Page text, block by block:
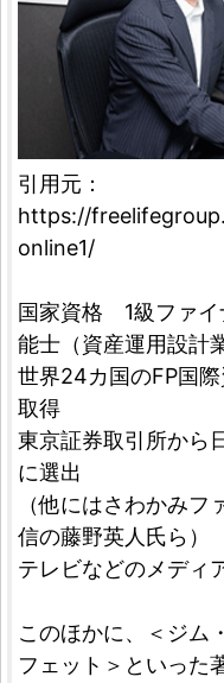
引用元：
https://
online1/
国家資格 1級ファイ
能士（資産運用設計
世界24カ国のFP国
取得
東京証券取引所から
に選出
（他にはさわかみ
信の藤野英人氏ら）
テレビなどのメディ
このほかに、＜ジム
フェット＞といった